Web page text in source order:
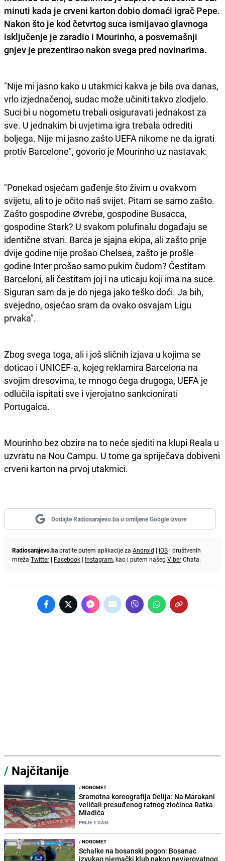
minuti kada je crveni karton dobio domaći igrač Pepe.
Nakon što je kod četvrtog suca ismijavao glavnoga
isključenje je zaradio i Mourinho, a posvemašnji
gnjev je prezentirao nakon svega pred novinarima.
"Nije mi jasno kako u utakmici kakva je bila ova danas,
vrlo izjednačenoj, sudac može učiniti takvo zlodjelo.
Suci bi u nogometu trebali osiguravati jednakost za
sve. U jednakim bi uvjetima igra trebala odrediti
boljega. Nije mi jasno zašto UEFA nikome ne da igrati
protiv Barcelone", govorio je Mourinho uz nastavak:
"Ponekad osjećam gađenje što živim u ovakvom
svijetu, ali to je očito naš svijet. Pitam se samo zašto.
Zašto gospodine Øvrebø, gospodine Busacca,
gospodine Stark? U svakom polufinalu događaju se
identične stvari. Barca je sjajna ekipa, ali zašto prije
dvije godine nije prošao Chelsea, zašto je prošle
godine Inter prošao samo pukim čudom? Čestitam
Barceloni, ali čestitam joj i na uticaju koji ima na suce.
Siguran sam da je do njega jako teško doći. Ja bih,
svejedno, osjećao sram da ovako osvajam Ligu
prvaka".
Zbog svega toga, ali i još sličnih izjava u kojima se
doticao i UNICEF-a, kojeg reklamira Barcelona na
svojim dresovima, te mnogo čega drugoga, UEFA je
odlučila ispitati sve i vjerojatno sankcionirati
Portugalca.
Mourinho bez obzira na to neće sjediti na klupi Reala u
uzvratu na Nou Campu. U tome ga spriječava dobiveni
crveni karton na prvoj utakmici.
Dodajte Radiosarajevo.ba u omiljene Google izvore
Radiosarajevo.bapratite putem aplikacije za Android | iOS i društvenih
mreža Twitter | Facebook | Instagram, kao i putem našeg ViberChata.
/ Najčitanije
/NOGOMET
Sramotna koreografija Delija: Na Marakani
veličali presuđenog ratnog zločinca Ratka
Mladića
PRIJE 1 DAN
/NOGOMET
Schalke na bosanski pogon: Bosanac
izvukao njemački klub nakon nevjerovatnog